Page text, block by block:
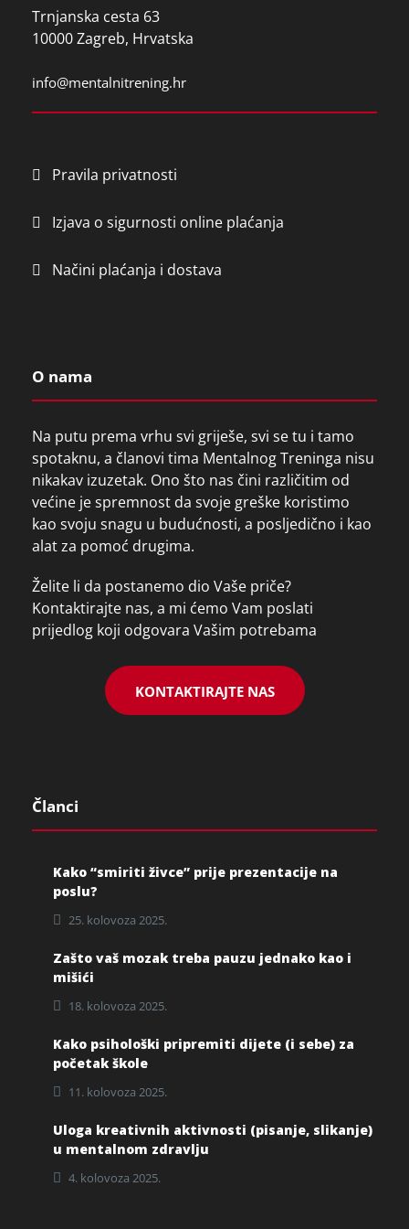
e
e
m
y
Trnjanska cesta 63
10000 Zagreb, Hrvatska
info@mentalnitrening.hr
Pravila privatnosti
Izjava o sigurnosti online plaćanja
Načini plaćanja i dostava
O nama
Na putu prema vrhu svi griješe, svi se tu i tamo
spotaknu, a članovi tima Mentalnog Treninga nisu
nikakav izuzetak. Ono što nas čini različitim od
većine je spremnost da svoje greške koristimo
kao svoju snagu u budućnosti, a posljedično i kao
alat za pomoć drugima.
Želite li da postanemo dio Vaše priče?
Kontaktirajte nas, a mi ćemo Vam poslati
prijedlog koji odgovara Vašim potrebama
KONTAKTIRAJTE NAS
Članci
Kako “smiriti živce” prije prezentacije na
poslu?
25. kolovoza 2025.
Zašto vaš mozak treba pauzu jednako kao i
mišići
18. kolovoza 2025.
Kako psihološki pripremiti dijete (i sebe) za
početak škole
11. kolovoza 2025.
Uloga kreativnih aktivnosti (pisanje, slikanje)
u mentalnom zdravlju
4. kolovoza 2025.